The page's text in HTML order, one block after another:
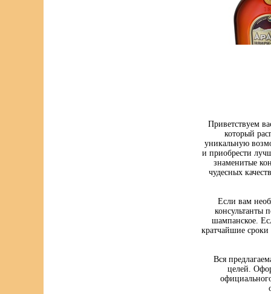
Приветствуем
который
уникальную
и приобрести
знаменитые
чудесных
Если вам
консультанты
шампанское.
кратчайшие
Вся
целей.